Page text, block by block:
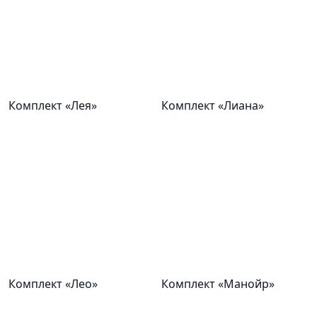
Комплект «Лея» Комплект «Лиана»
Комплект «Лео» Комплект «Манойр»